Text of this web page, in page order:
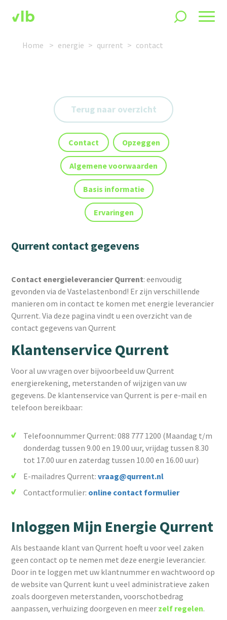
Home energie qurrent contact
Terug naar overzicht
Contact Opzeggen
Algemene voorwaarden
Basis informatie
Ervaringen
Qurrent contact gegevens
Contact energieleverancier Qurrent: eenvoudig
gevonden via de Vastelastenbond! Er zijn verschillende
manieren om in contact te komen met energie leverancier
Qurrent. Via deze pagina vindt u een overzicht van de
contact gegevens van Qurrent
Klantenservice Qurrent
Voor al uw vragen over bijvoorbeeld uw Qurrent
energierekening, meterstanden of wijzigen van uw
gegevens. De klantenservice van Qurrent is per e-mail en
telefoon bereikbaar:
Telefoonnummer Qurrent: 088 777 1200 (Maandag t/m
donderdag tussen 9.00 en 19.00 uur, vrijdag tussen 8.30
tot 17.00 uur en zaterdag tussen 10.00 en 16.00 uur)
E-mailadres Qurrent:vraag@qurrent.nl
Contactformulier: online contact formulier
Inloggen Mijn Energie Qurrent
Als bestaande klant van Qurrent hoeft u voor veel zaken
geen contact op te nemen met deze energie leverancier.
Door in te loggen met uw klantnummer en wachtwoord op
de website van Qurrent kunt u veel administratieve zaken
zoals doorgeven meterstanden, voorschotbedrag
aanpassen, verhuizing doorgeven en meer zelf regelen.